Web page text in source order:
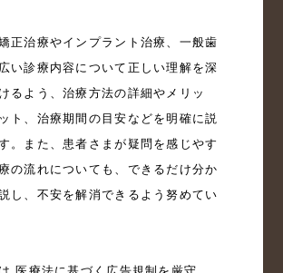
正治療やインプラント治療、一般歯
い診療内容について正しい理解を深
るよう、治療方法の詳細やメリッ
ト、治療期間の目安などを明確に説
。また、患者さまが疑問を感じやす
の流れについても、できるだけ分か
し、不安を解消できるよう努めてい